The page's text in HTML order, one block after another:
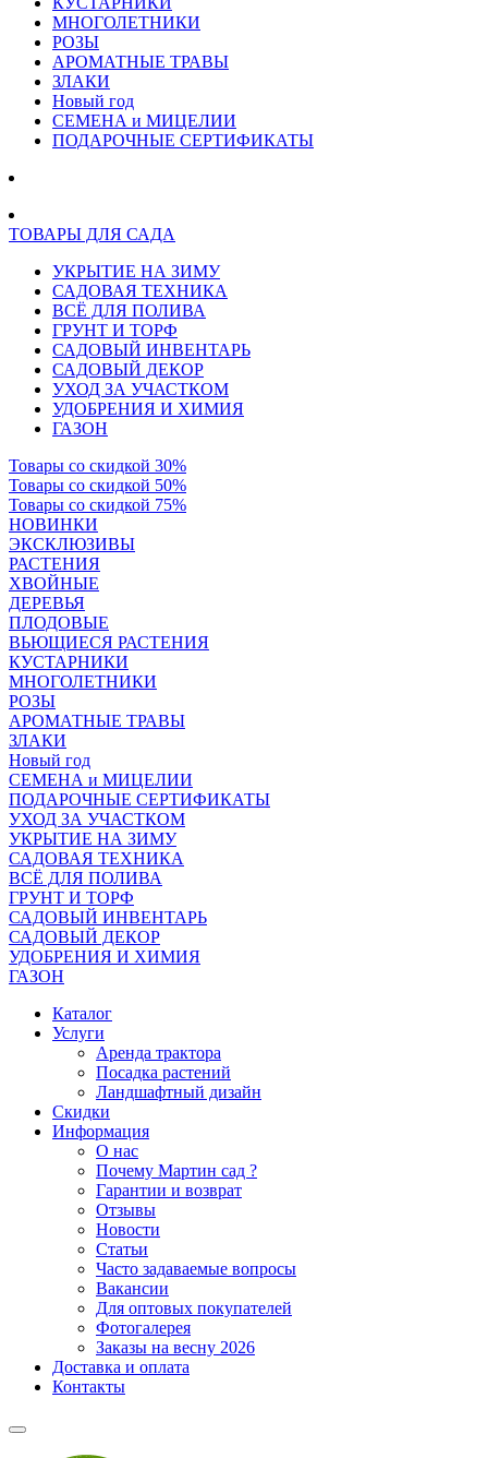
МНОГОЛЕТНИКИ
РОЗЫ
АРОМАТНЫЕ ТРАВЫ
ЗЛАКИ
Новый год
СЕМЕНА и МИЦЕЛИИ
ПОДАРОЧНЫЕ СЕРТИФИКАТЫ
ТОВАРЫ ДЛЯ САДА
УКРЫТИЕ НА ЗИМУ
САДОВАЯ ТЕХНИКА
ВСЁ ДЛЯ ПОЛИВА
ГРУНТ И ТОРФ
САДОВЫЙ ИНВЕНТАРЬ
САДОВЫЙ ДЕКОР
УХОД ЗА УЧАСТКОМ
УДОБРЕНИЯ И ХИМИЯ
ГАЗОН
Товары со скидкой 30%
Товары со скидкой 50%
Товары со скидкой 75%
НОВИНКИ
ЭКСКЛЮЗИВЫ
РАСТЕНИЯ
ХВОЙНЫЕ
ДЕРЕВЬЯ
ПЛОДОВЫЕ
ВЬЮЩИЕСЯ РАСТЕНИЯ
КУСТАРНИКИ
МНОГОЛЕТНИКИ
РОЗЫ
АРОМАТНЫЕ ТРАВЫ
ЗЛАКИ
Новый год
СЕМЕНА и МИЦЕЛИИ
ПОДАРОЧНЫЕ СЕРТИФИКАТЫ
УХОД ЗА УЧАСТКОМ
УКРЫТИЕ НА ЗИМУ
САДОВАЯ ТЕХНИКА
ВСЁ ДЛЯ ПОЛИВА
ГРУНТ И ТОРФ
САДОВЫЙ ИНВЕНТАРЬ
САДОВЫЙ ДЕКОР
УДОБРЕНИЯ И ХИМИЯ
ГАЗОН
Каталог
Услуги
Аренда трактора
Посадка растений
Ландшафтный дизайн
Скидки
Информация
О нас
Почему Мартин сад ?
Гарантии и возврат
Отзывы
Новости
Статьи
Часто задаваемые вопросы
Вакансии
Для оптовых покупателей
Фотогалерея
Заказы на весну 2026
Доставка и оплата
Контакты